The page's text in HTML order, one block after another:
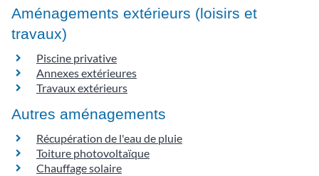
Aménagements extérieurs (loisirs et
travaux)
Piscine privative
Annexes extérieures
Travaux extérieurs
Autres aménagements
Récupération de l'eau de pluie
Toiture photovoltaïque
Chauffage solaire